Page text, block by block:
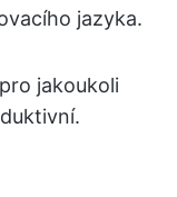
jazyka.
jakoukoli